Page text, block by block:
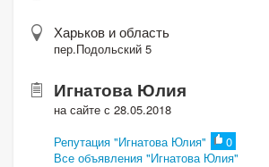
Харьков и область
пер.Подольский 5
Игнатова Юлия
на сайте с 28.05.2018
Репутация "Игнатова Юлия"
0
Все объявления "Игнатова Юлия"